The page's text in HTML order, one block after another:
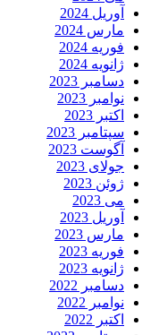
آوریل 2024
مارس 2024
فوریه 2024
ژانویه 2024
دسامبر 2023
نوامبر 2023
اکتبر 2023
سپتامبر 2023
آگوست 2023
جولای 2023
ژوئن 2023
می 2023
آوریل 2023
مارس 2023
فوریه 2023
ژانویه 2023
دسامبر 2022
نوامبر 2022
اکتبر 2022